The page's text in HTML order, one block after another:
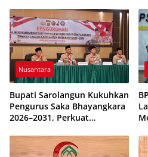
Nusantara
Bupati Sarolangun Kukuhkan
Pengurus Saka Bhayangkara
2026–2031, Perkuat
Generasi Muda